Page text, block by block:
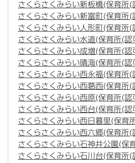
さくらさくみらい新板橋(保育所(
さくらさくみらい新富町(保育所(
さくらさくみらい人形町(保育所(
さくらさくみらい水道(保育所(認
さくらさくみらい成増(保育所(認
さくらさくみらい晴海(保育所(認
さくらさくみらい西永福(保育所(
さくらさくみらい西葛西(保育所(
さくらさくみらい西原(保育所(認
さくらさくみらい西台(保育所(認
さくらさくみらい西日暮里(保育
さくらさくみらい西六郷(保育所(
さくらさくみらい石神井公園(保
さくらさくみらい石川台(保育所(